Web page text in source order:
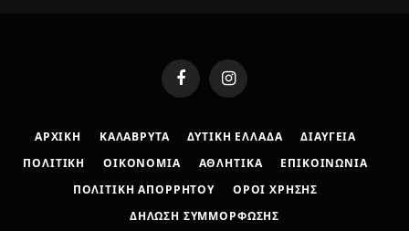
FacebookInstagram
ΑΡΧΙΚΉ ΚΑΛΆΒΡΥΤΑ ΔΥΤΙΚΉ ΕΛΛΆΔΑ ΔΙΑΎΓΕΙΑ
ΠΟΛΙΤΙΚΉ ΟΙΚΟΝΟΜΊΑ ΑΘΛΗΤΙΚΆ ΕΠΙΚΟΙΝΩΝΊΑ
ΠΟΛΙΤΙΚΉ ΑΠΟΡΡΉΤΟΥ ΌΡΟΙ ΧΡΉΣΗΣ
ΔΉΛΩΣΗ ΣΥΜΜΌΡΦΩΣΗΣ